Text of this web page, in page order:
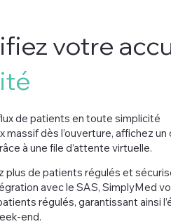
votre
de patients en toute simplicité
massif dès l’ouverture, affichez
à une file d’attente virtuelle.
plus de patients régulés et
avec le SAS, SimplyMed
régulés, garantissant ainsi
end.